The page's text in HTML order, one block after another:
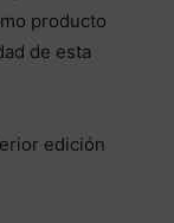
producto
de esta
edición